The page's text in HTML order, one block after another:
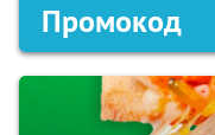
Промокод